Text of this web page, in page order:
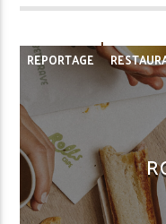
REPORTAGE